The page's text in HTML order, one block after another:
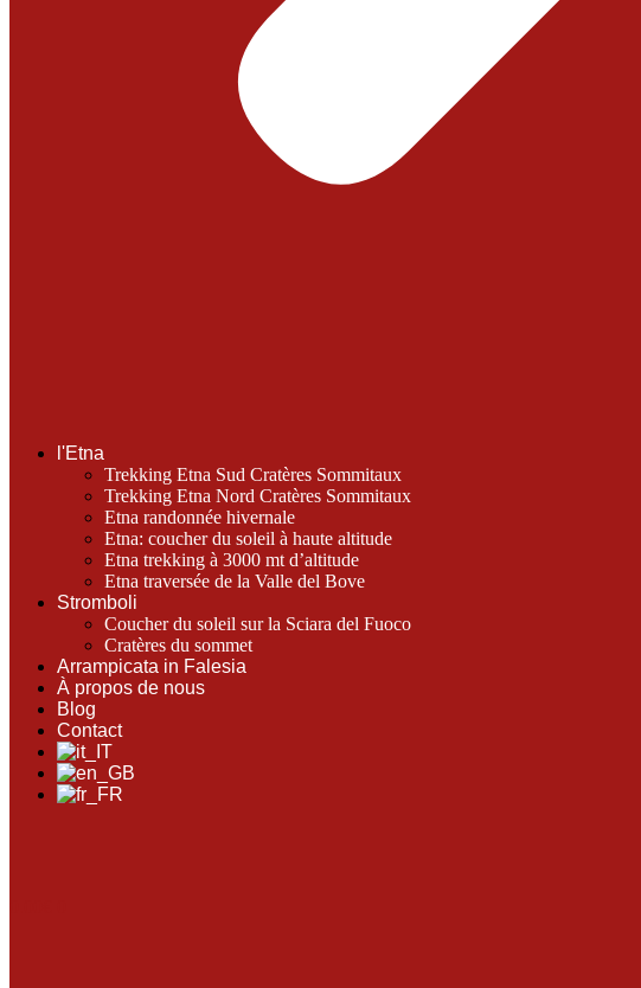
l'Etna
Trekking Etna Sud Cratères Sommitaux
Trekking Etna Nord Cratères Sommitaux
Etna randonnée hivernale
Etna: coucher du soleil à haute altitude
Etna trekking à 3000 mt d’altitude
Etna traversée de la Valle del Bove
Stromboli
Coucher du soleil sur la Sciara del Fuoco
Cratères du sommet
Arrampicata in Falesia
À propos de nous
Blog
Contact